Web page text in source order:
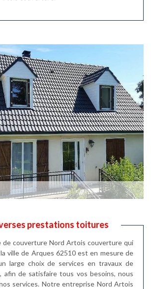
prestations toitures
couverture Nord Artois couverture qui
ville de Arques 62510 est en mesure de
large choix de services en travaux de
de satisfaire tous vos besoins, nous
services. Notre entreprise Nord Artois